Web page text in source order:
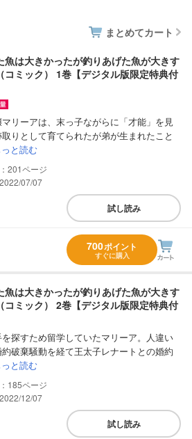
まとめてカート
魚は大きかったが釣りあげた魚が大きす
コミック） 1巻【デジタル版限定特典付
リーアは、末っ子ながらに「才能」を見
りとして育てられたが弟が生まれたこと
っと読む
201
07/07
試し読み
700ポイント
すぐに購入
魚は大きかったが釣りあげた魚が大きす
コミック） 2巻【デジタル版限定特典付
探すため留学していたマリーア。人違い
破棄騒動を経て王太子レナートとの婚約
っと読む
185
12/07
試し読み